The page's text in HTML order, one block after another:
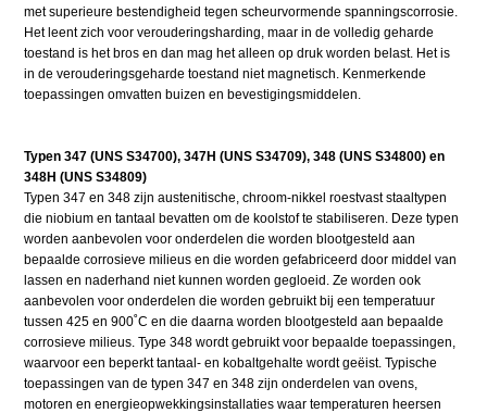
met superieure bestendigheid tegen scheurvormende spanningscorrosie.
Het leent zich voor verouderingsharding, maar in de volledig geharde
toestand is het bros en dan mag het alleen op druk worden belast. Het is
in de verouderingsgeharde toestand niet magnetisch. Kenmerkende
toepassingen omvatten buizen en bevestigingsmiddelen.
Typen 347 (UNS S34700), 347H (UNS S34709), 348 (UNS S34800) en
348H (UNS S34809)
Typen 347 en 348 zijn austenitische, chroom-nikkel roestvast staaltypen
die niobium en tantaal bevatten om de koolstof te stabiliseren. Deze typen
worden aanbevolen voor onderdelen die worden blootgesteld aan
bepaalde corrosieve milieus en die worden gefabriceerd door middel van
lassen en naderhand niet kunnen worden gegloeid. Ze worden ook
aanbevolen voor onderdelen die worden gebruikt bij een temperatuur
tussen 425 en 900˚C en die daarna worden blootgesteld aan bepaalde
corrosieve milieus. Type 348 wordt gebruikt voor bepaalde toepassingen,
waarvoor een beperkt tantaal- en kobaltgehalte wordt geëist. Typische
toepassingen van de typen 347 en 348 zijn onderdelen van ovens,
motoren en energieopwekkingsinstallaties waar temperaturen heersen